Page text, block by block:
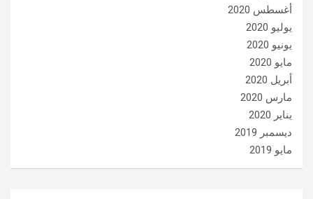
أغسطس 2020
يوليو 2020
يونيو 2020
مايو 2020
أبريل 2020
مارس 2020
يناير 2020
ديسمبر 2019
مايو 2019